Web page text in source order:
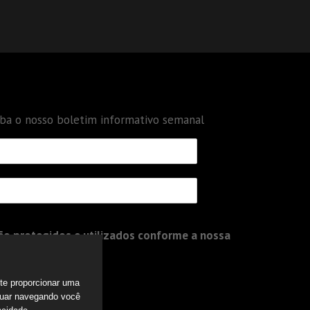
o nosso boletim informativo semanal
protegidos e utilizados conforme a nossa
proporcionar uma
navegando você